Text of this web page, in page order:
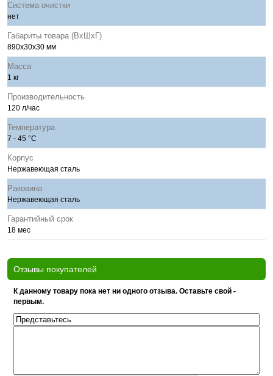
Система очистки
нет
Габариты товара (ВхШхГ)
890х30х30 мм
Масса
1 кг
Производительность
120 л/час
Температура
7 - 45 °С
Корпус
Нержавеющая сталь
Раковина
Нержавеющая сталь
Гарантийный срок
18 мес
Отзывы покупателей
К данному товару пока нет ни одного отзыва. Оставьте свой -
первым.